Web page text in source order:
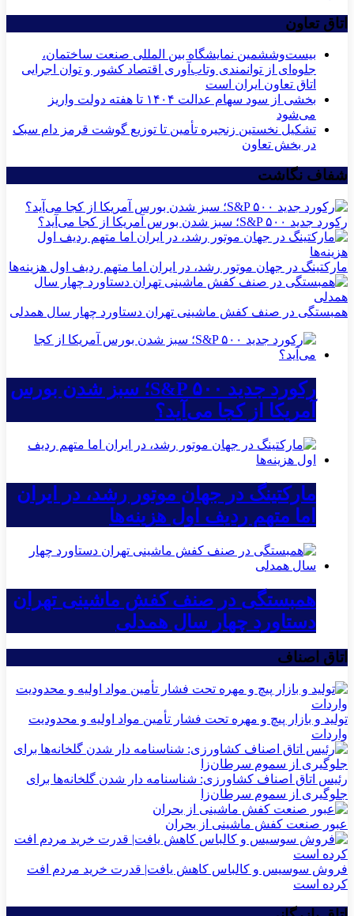
اتاق تعاون
بیست‌وششمین نمایشگاه بین المللی صنعت ساختمان،
جلوه‌ای از توانمندی وتاب‌آوری اقتصاد کشور و توان اجرایی
اتاق تعاون ایران است
بخشی از سود سهام عدالت ۱۴۰۴ تا هفته دولت واریز
می‌شود
تشکیل نخستین زنجیره تأمین تا توزیع گوشت قرمز دام سبک
در بخش تعاون
شفاف نگاشت
رکورد جدید S&P ۵۰۰؛ سبز شدن بورس آمریکا از کجا می‌آید؟
مارکتینگ در جهان موتور رشد، در ایران اما متهم ردیف اول هزینه‌ها
همبستگی در صنف کفش ماشینی تهران دستاورد چهار سال همدلی
رکورد جدید S&P ۵۰۰؛ سبز شدن بورس
آمریکا از کجا می‌آید؟
مارکتینگ در جهان موتور رشد، در ایران
اما متهم ردیف اول هزینه‌ها
همبستگی در صنف کفش ماشینی تهران
دستاورد چهار سال همدلی
اتاق اصناف
تولید و بازار پیچ و مهره تحت فشار تأمین مواد اولیه و محدودیت
واردات
رئیس اتاق اصناف کشاورزی: شناسنامه دار شدن گلخانه‌ها برای
جلوگیری از سموم سرطان‌زا
عبور صنعت کفش ماشینی از بحران
فروش سوسیس و کالباس کاهش یافت| قدرت خرید مردم افت
کرده است